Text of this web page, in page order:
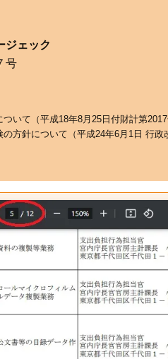
ジェック
号
いて（平成18年8月25日付財計第
方針について（平成24年6月1日 行